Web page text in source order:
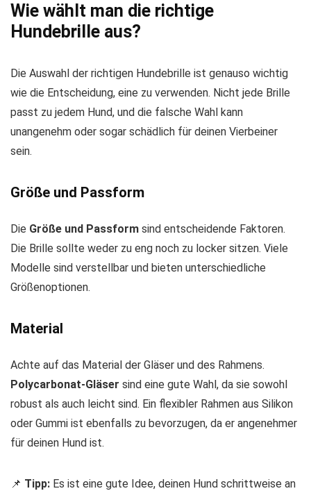
Wie wählt man die richtige
Hundebrille aus?
Die Auswahl der richtigen Hundebrille ist genauso wichtig
wie die Entscheidung, eine zu verwenden. Nicht jede Brille
passt zu jedem Hund, und die falsche Wahl kann
unangenehm oder sogar schädlich für deinen Vierbeiner
sein.
Größe und Passform
Die Größe und Passform sind entscheidende Faktoren.
Die Brille sollte weder zu eng noch zu locker sitzen. Viele
Modelle sind verstellbar und bieten unterschiedliche
Größenoptionen.
Material
Achte auf das Material der Gläser und des Rahmens.
Polycarbonat-Gläser sind eine gute Wahl, da sie sowohl
robust als auch leicht sind. Ein flexibler Rahmen aus Silikon
oder Gummi ist ebenfalls zu bevorzugen, da er angenehmer
für deinen Hund ist.
📌 Tipp: Es ist eine gute Idee, deinen Hund schrittweise an